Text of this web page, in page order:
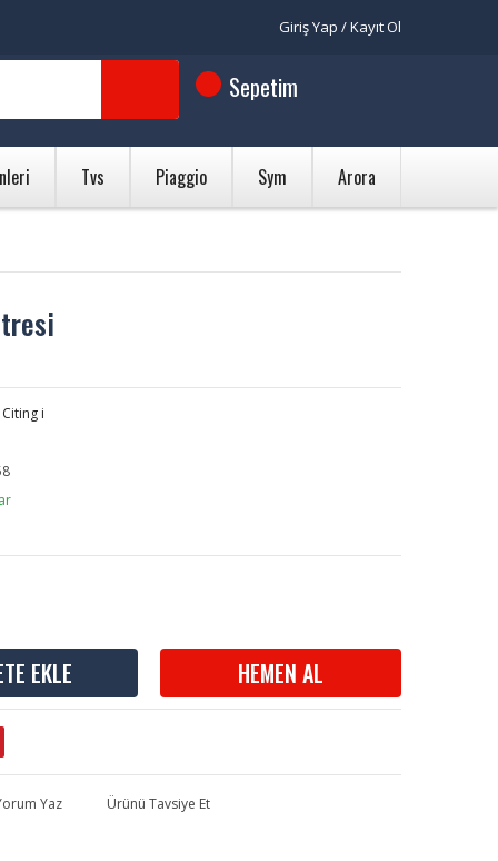
Giriş Yap / Kayıt Ol
Sepetim
Tvs Piaggio Sym Arora
i
EKLE HEMEN AL
Yaz Ürünü Tavsiye Et